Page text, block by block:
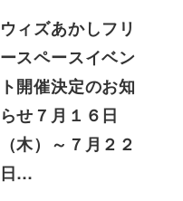
ウィズあかしフリ
ースペースイベン
ト開催決定のお知
らせ７月１６日
（木）～７月２２
日…